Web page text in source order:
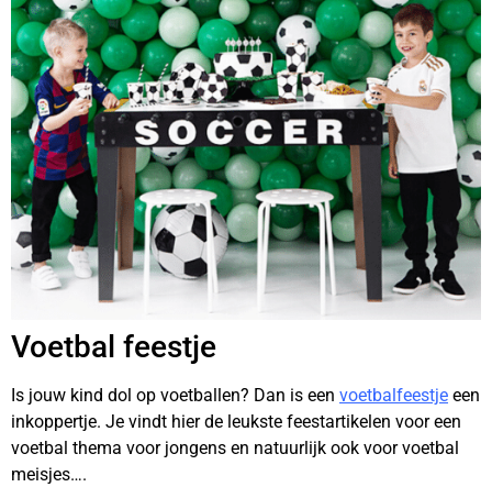
Voetbal feestje
Is jouw kind dol op voetballen? Dan is een voetbalfeestje een
inkoppertje. Je vindt hier de leukste feestartikelen voor een
voetbal thema voor jongens en natuurlijk ook voor voetbal
meisjes….